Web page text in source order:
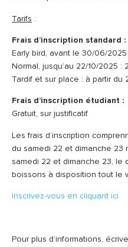
Tarifs :
Frais d’inscription standard :
Early bird, avant le 30/06/
Normal, jusqu’au 22/10/2025 :
Tardif et sur place : à partir du
Frais d’inscription étudiant :
Gratuit, sur justificatif
Les frais d’inscription
du samedi 22 et dimanche 23
samedi 22 et dimanche 23, le
boissons à disposition tout le
Inscrivez-vous en cliquant ici
Pour plus d’informations,